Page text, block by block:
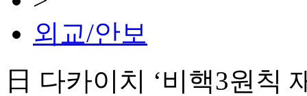
외교/안보
日 다카이치 ‘비핵3원칙